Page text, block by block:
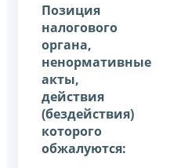
Позиция
налогового
органа,
ненормативные
акты,
действия
(бездействия)
которого
обжалуются: